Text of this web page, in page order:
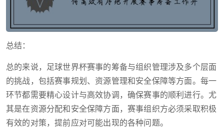
总结：
总的来说，足球世界杯赛事的筹备与组织管理涉及多个层面
的挑战，包括赛事规划、资源管理和安全保障等方面。每一
环节都需要精心设计与高效协调，确保赛事的顺利进行。尤
其是在资源分配和安全保障方面，赛事组织方必须采取积极
有效的对策，提前应对可能出现的各种问题。